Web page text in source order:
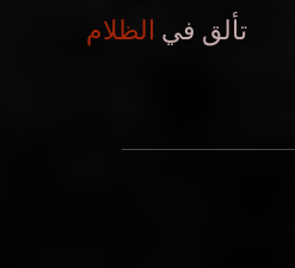
تألق في الظلام